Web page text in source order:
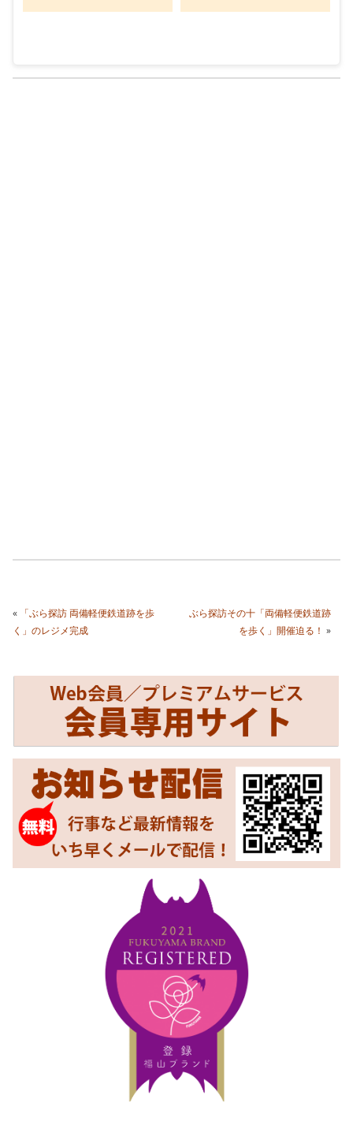
« 「ぶら探訪 両備軽便鉄道跡を歩
く」のレジメ完成
ぶら探訪その十「両備軽便鉄道跡
を歩く」開催迫る！ »